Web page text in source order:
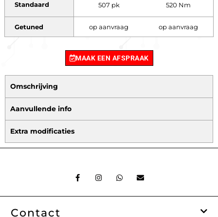
Standaard 507 pk 520 Nm
Getuned op aanvraag op aanvraag
MAAK EEN AFSPRAAK
Omschrijving
Aanvullende info
Extra modificaties
F
a
e
I
n
t
W
h
t
E
n
e
Contact